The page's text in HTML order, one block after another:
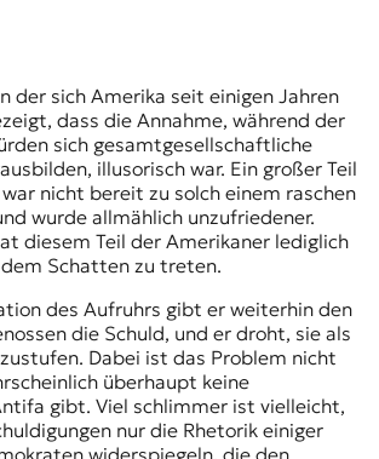
der sich Amerika seit einigen Jahren
dass die Annahme, während der
sich gesamtgesellschaftliche
illusorisch war. Ein großer Teil
nicht bereit zu solch einem raschen
wurde allmählich unzufriedener.
diesem Teil der Amerikaner lediglich
Schatten zu treten.
des Aufruhrs gibt er weiterhin den
die Schuld, und er droht, sie als
Dabei ist das Problem nicht
überhaupt keine
gibt. Viel schlimmer ist vielleicht,
nur die Rhetorik einiger
widerspiegeln, die den